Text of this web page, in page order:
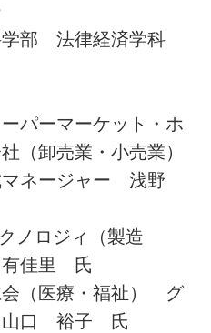
部 法律経済学科
パーマーケット・ホ
（卸売業・小売業）
マネージャー 浅野
ノロジィ（製造
佳里 氏
（医療・福祉） グ
山口 裕子 氏